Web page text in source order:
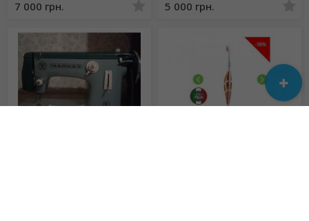
7 000 грн. 5 000 грн.